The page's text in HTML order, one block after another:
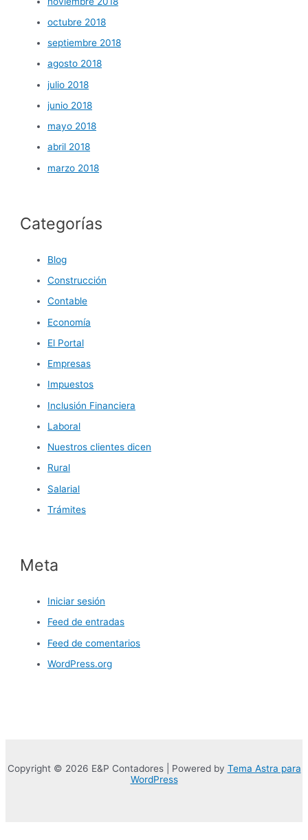
octubre 2018
septiembre 2018
agosto 2018
julio 2018
junio 2018
mayo 2018
abril 2018
marzo 2018
Categorías
Blog
Construcción
Contable
Economía
El Portal
Empresas
Impuestos
Inclusión Financiera
Laboral
Nuestros clientes dicen
Rural
Salarial
Trámites
Meta
Iniciar sesión
Feed de entradas
Feed de comentarios
WordPress.org
Copyright © 2026 E&P Contadores | Powered by Tema Astra para
WordPress